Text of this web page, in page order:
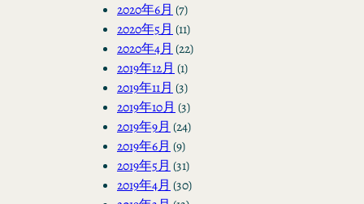
2020年6月 (7)
2020年5月 (11)
2020年4月 (22)
2019年12月 (1)
2019年11月 (3)
2019年10月 (3)
2019年9月 (24)
2019年6月 (9)
2019年5月 (31)
2019年4月 (30)